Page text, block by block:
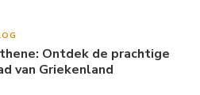
Ontdek de prachtige
van Griekenland